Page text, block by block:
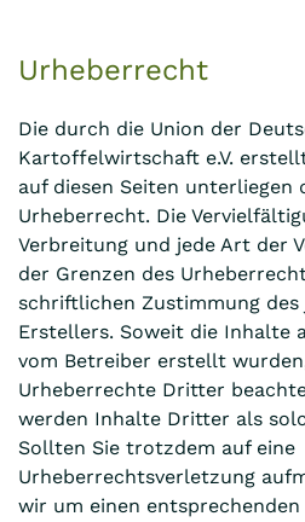
Urheberrecht
Die durch die Union der
Kartoffelwirtschaft e.V.
auf diesen Seiten unterliegen
Urheberrecht. Die
Verbreitung und jede Art der
der Grenzen des
schriftlichen Zustimmung des
Erstellers. Soweit die Inhalte
vom Betreiber erstellt
Urheberrechte Dritter
werden Inhalte Dritter als
Sollten Sie trotzdem auf eine
Urheberrechtsverletzung
wir um einen entsprechenden